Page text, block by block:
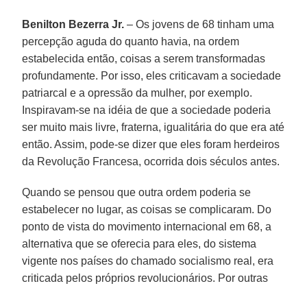
Benilton Bezerra Jr. – Os jovens de 68 tinham uma
percepção aguda do quanto havia, na ordem
estabelecida então, coisas a serem transformadas
profundamente. Por isso, eles criticavam a sociedade
patriarcal e a opressão da mulher, por exemplo.
Inspiravam-se na idéia de que a sociedade poderia
ser muito mais livre, fraterna, igualitária do que era até
então. Assim, pode-se dizer que eles foram herdeiros
da Revolução Francesa, ocorrida dois séculos antes.
Quando se pensou que outra ordem poderia se
estabelecer no lugar, as coisas se complicaram. Do
ponto de vista do movimento internacional em 68, a
alternativa que se oferecia para eles, do sistema
vigente nos países do chamado socialismo real, era
criticada pelos próprios revolucionários. Por outras